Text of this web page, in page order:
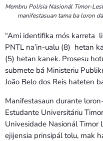
Membru Polísia Nasionál Timor-
manifestasuan tama ba loron
“Ami identifika mós karreta
PNTL na’in-ualu (8) hetan
(5) hetan kanek. Prosesu
submete bá Ministeriu
João Belo dos Reis hateten
Manifestasaun durante
Estudante Universitáriu
Univesidade Nasionál Timor
ejijensia prinsipál tolu, mak